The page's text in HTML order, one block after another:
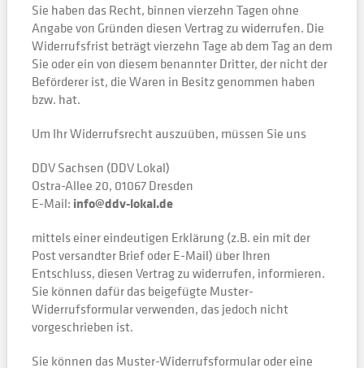
Sie haben das Recht, binnen vierzehn Tagen ohne
Angabe von Gründen diesen Vertrag zu widerrufen. Die
Widerrufsfrist beträgt vierzehn Tage ab dem Tag an dem
Sie oder ein von diesem benannter Dritter, der nicht der
Beförderer ist, die Waren in Besitz genommen haben
bzw. hat.
Um Ihr Widerrufsrecht auszuüben, müssen Sie uns
DDV Sachsen (DDV Lokal)
Ostra-Allee 20, 01067 Dresden
E-Mail: info@ddv-lokal.de
mittels einer eindeutigen Erklärung (z.B. ein mit der
Post versandter Brief oder E-Mail) über Ihren
Entschluss, diesen Vertrag zu widerrufen, informieren.
Sie können dafür das beigefügte Muster-
Widerrufsformular verwenden, das jedoch nicht
vorgeschrieben ist.
Sie können das Muster-Widerrufsformular oder eine